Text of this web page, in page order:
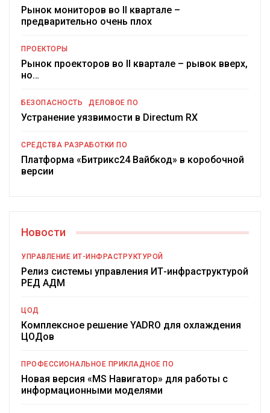
Рынок мониторов во II квартале –
предварительно очень плох
ПРОЕКТОРЫ
Рынок проекторов во II квартале – рывок вверх,
но…
БЕЗОПАСНОСТЬ ДЕЛОВОЕ ПО
Устранение уязвимости в Directum RX
СРЕДСТВА РАЗРАБОТКИ ПО
Платформа «Битрикс24 Вайбкод» в коробочной
версии
Новости
УПРАВЛЕНИЕ ИТ-ИНФРАСТРУКТУРОЙ
Релиз системы управления ИТ-инфраструктурой
РЕД АДМ
ЦОД
Комплексное решение YADRO для охлаждения
ЦОДов
ПРОФЕССИОНАЛЬНОЕ ПРИКЛАДНОЕ ПО
Новая версия «MS Навигатор» для работы с
информационными моделями